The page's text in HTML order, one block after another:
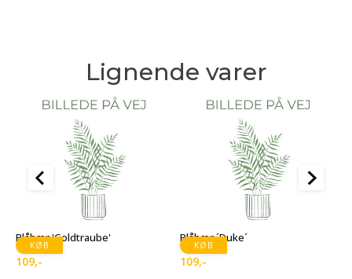
Lignende varer
KØB
Blåbær 'Goldtraube'
109,-
KØB
Blåbær ´Duke´
109,-